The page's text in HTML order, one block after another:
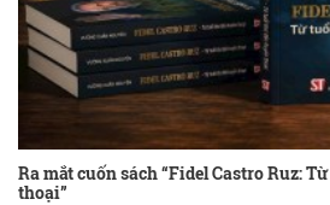
Ra mắt cuốn sách “Fidel Castro Ruz:
thoại”